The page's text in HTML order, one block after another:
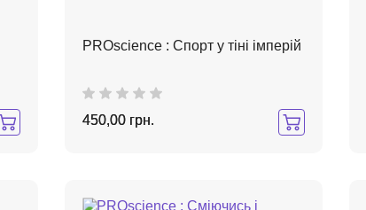
PROscience : Спорт у тіні імперій
450,00 грн.